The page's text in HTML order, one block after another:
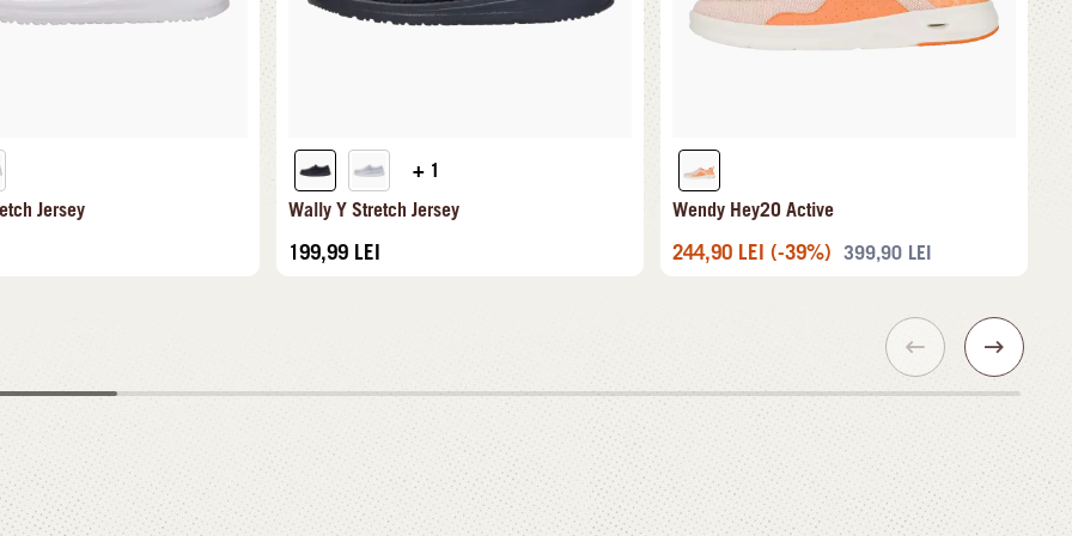
Jersey
+ 1
Wally Y Stretch Jersey
199,99 LEI
Wendy Hey2O Active
244,90 LEI (-39%) 399,90 LEI